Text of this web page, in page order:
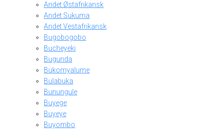
Andet Østafrikansk
Andet Sukuma
Andet Vestafrikansk
Bugobogobo
Bucheyeki
Bugunda
Bukomyalume
Bulabuka
Bunungule
Buyege
Buyeye
Buyombo